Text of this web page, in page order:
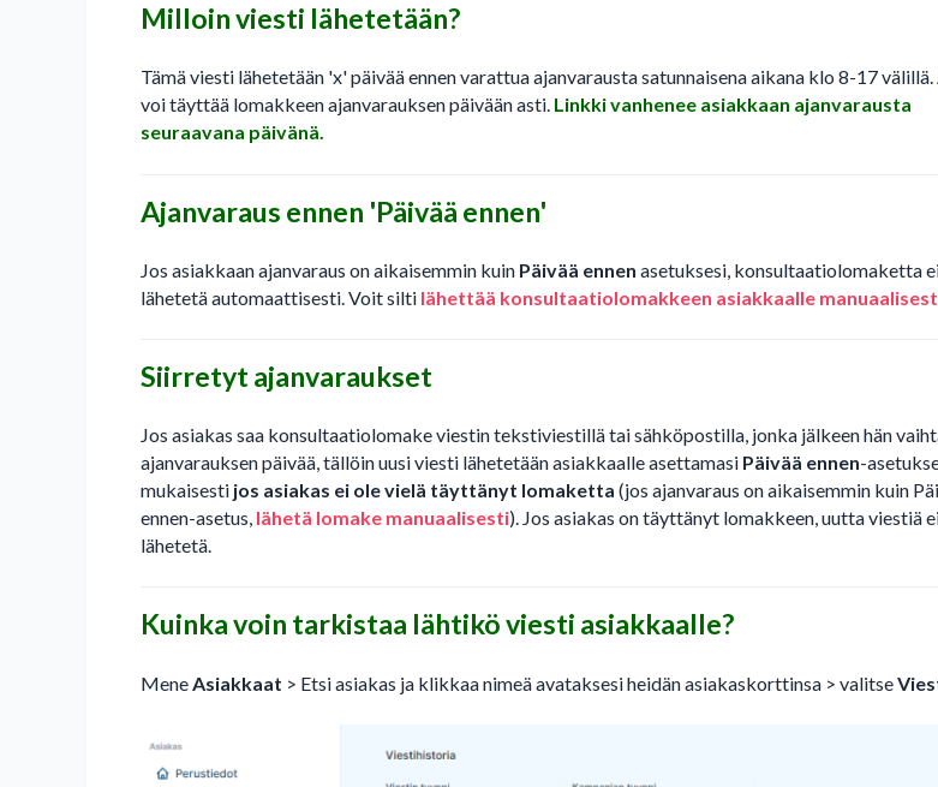
Milloin viesti lähetetään?
Tämä viesti lähetetään 'x' päivää ennen varattua ajanvarausta satunnaisena aikana klo 8-17 välillä.
voi täyttää lomakkeen ajanvarauksen päivään asti. Linkki vanhenee asiakkaan ajanvarausta
seuraavana päivänä.
Ajanvaraus ennen 'Päivää ennen'
Jos asiakkaan ajanvaraus on aikaisemmin kuin Päivää ennen asetuksesi, konsultaatiolomaketta
lähetetä automaattisesti. Voit silti lähettää konsultaatiolomakkeen asiakkaalle
Siirretyt ajanvaraukset
Jos asiakas saa konsultaatiolomake viestin tekstiviestillä tai sähköpostilla, jonka jälkeen hän
ajanvarauksen päivää, tällöin uusi viesti lähetetään asiakkaalle asettamasi Päivää ennen-
mukaisesti jos asiakas ei ole vielä täyttänyt lomaketta (jos ajanvaraus on aikaisemmin kuin
ennen-asetus, lähetä lomake manuaalisesti). Jos asiakas on täyttänyt lomakkeen, uutta viestiä
lähetetä.
Kuinka voin tarkistaa lähtikö viesti asiakkaalle?
Mene Asiakkaat > Etsi asiakas ja klikkaa nimeä avataksesi heidän asiakaskorttinsa > valitse